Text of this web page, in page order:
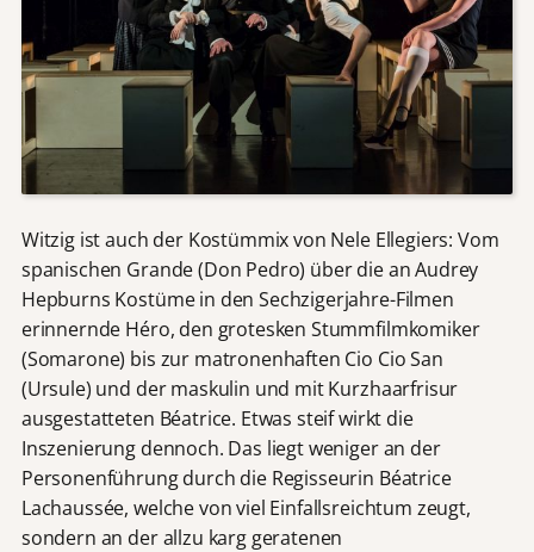
Witzig ist auch der Kostümmix von Nele Ellegiers: Vom
spanischen Grande (Don Pedro) über die an Audrey
Hepburns Kostüme in den Sechzigerjahre-Filmen
erinnernde Héro, den grotesken Stummfilmkomiker
(Somarone) bis zur matronenhaften Cio Cio San
(Ursule) und der maskulin und mit Kurzhaarfrisur
ausgestatteten Béatrice. Etwas steif wirkt die
Inszenierung dennoch. Das liegt weniger an der
Personenführung durch die Regisseurin Béatrice
Lachaussée, welche von viel Einfallsreichtum zeugt,
sondern an der allzu karg geratenen